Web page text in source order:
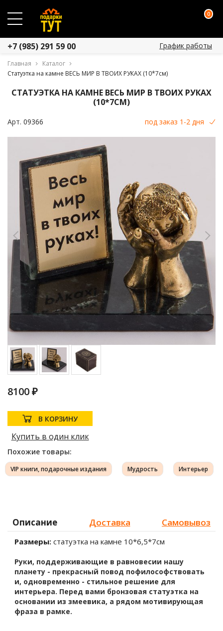
0
+7 (985) 291 59 00 График работы
Главная
Каталог
Статуэтка на камне ВЕСЬ МИР В ТВОИХ РУКАХ (10*7см)
СТАТУЭТКА НА КАМНЕ ВЕСЬ МИР В ТВОИХ РУКАХ
(10*7СМ)
Арт. 09366 под заказ 1-2 дня
8100 ₽
В КОРЗИНУ
Купить в один клик
Похожие товары:
VIP книги, подарочные издания Мудрость Интерьер
Описание Доставка Самовывоз
Размеры: статуэтка на камне 10*6,5*7см
Руки, поддерживающие в равновесии нашу
планету - прекрасный повод пофилософствовать
и, одновременно - стильное решение для
интерьера. Перед вами бронзовая статуэтка на
основании из змеевика, а рядом мотивирующая
фраза в рамке.